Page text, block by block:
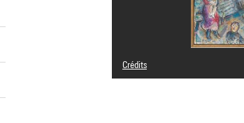
Crédits
© Adagp, Paris